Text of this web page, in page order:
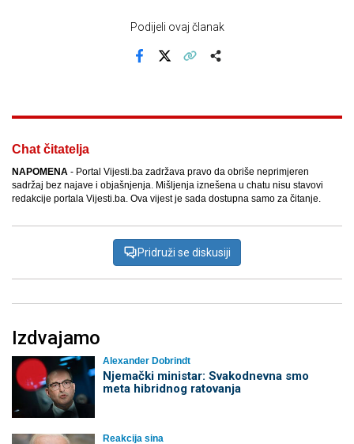
Podijeli ovaj članak
Chat čitatelja
NAPOMENA - Portal Vijesti.ba zadržava pravo da obriše neprimjeren
sadržaj bez najave i objašnjenja. Mišljenja iznešena u chatu nisu stavovi
redakcije portala Vijesti.ba. Ova vijest je sada dostupna samo za čitanje.
Pridruži se diskusiji
Izdvajamo
Alexander Dobrindt
Njemački ministar: Svakodnevna smo
meta hibridnog ratovanja
Reakcija sina